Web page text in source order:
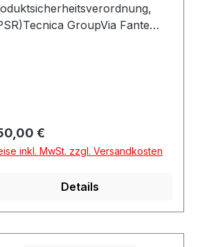
GroupVia Fante
Preis:
€
inkl. MwSt. zzgl. Versandkosten
Details